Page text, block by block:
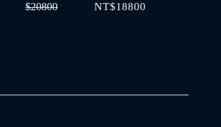
$20800 NT$18800